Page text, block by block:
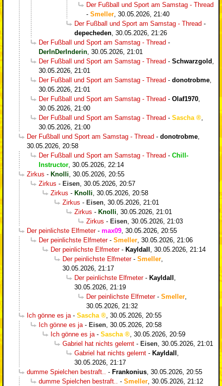
Der Fußball und Sport am Samstag - Thread
- Smeller 30.05.2026, 21:40
Der Fußball und Sport am Samstag - Thread -
depecheden 30.05.2026, 21:26
Der Fußball und Sport am Samstag - Thread -
DerInDerInderin 30.05.2026, 21:01
Der Fußball und Sport am Samstag - Thread - Schwarzgold
30.05.2026, 21:01
Der Fußball und Sport am Samstag - Thread - donotrobme
30.05.2026, 21:01
Der Fußball und Sport am Samstag - Thread - Olaf1970
30.05.2026, 21:00
Der Fußball und Sport am Samstag - Thread - Sascha
30.05.2026, 21:00
Der Fußball und Sport am Samstag - Thread - donotrobme
30.05.2026, 20:58
Der Fußball und Sport am Samstag - Thread - Chill-
Instructor 30.05.2026, 22:14
Zirkus - Knolli 30.05.2026, 20:55
Zirkus - Eisen 30.05.2026, 20:57
Zirkus - Knolli 30.05.2026, 20:58
Zirkus - Eisen 30.05.2026, 21:01
Zirkus - Knolli 30.05.2026, 21:01
Zirkus - Eisen 30.05.2026, 21:03
Der peinlichste Elfmeter- max09 30.05.2026, 20:55
Der peinlichste Elfmeter- Smeller 30.05.2026, 21:06
Der peinlichste Elfmeter- Kayldall
30.05.2026, 21:14
Der peinlichste Elfmeter- Smeller
30.05.2026, 21:17
Der peinlichste Elfmeter- Kayldall
30.05.2026, 21:19
Der peinlichste Elfmeter- Smeller
30.05.2026, 21:32
Ich gönne es ja - Sascha
30.05.2026, 20:55
Ich gönne es ja - Eisen 30.05.2026, 20:58
Ich gönne es ja - Sascha
30.05.2026, 20:59
Gabriel hat nichts gelernt - Eisen 30.05.2026, 21:01
Gabriel hat nichts gelernt - Kayldall
30.05.2026, 21:17
dumme Spielchen bestraft..
- Frankonius 30.05.2026, 20:55
dumme Spielchen bestraft..
- Smeller 30.05.2026, 21:12